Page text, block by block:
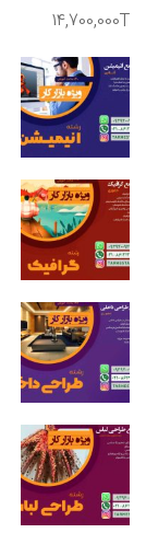
14,700,000T